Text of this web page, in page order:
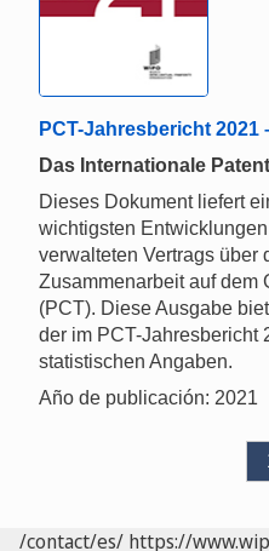
PCT-Jahresbericht 2021
Das Internationale
Dieses Dokument liefert
wichtigsten
verwalteten Vertrags über
Zusammenarbeit auf dem
(PCT). Diese Ausgabe
der im PCT-Jahresbericht
statistischen Angaben.
Año de publicación: 2021
/contact/es/ https://